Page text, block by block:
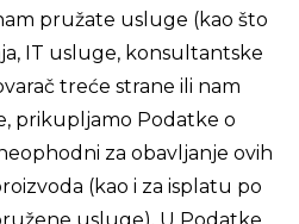
pružate usluge (kao što
IT usluge, konsultantske
treće strane ili nam
prikupljamo Podatke o
za obavljanje ovih
(kao i za isplatu po